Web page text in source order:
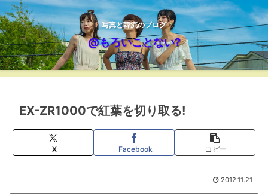
写真と韓流のブログ
@もろいことない?
EX-ZR1000で紅葉を切り取る!
X Facebook コピー
2012.11.21